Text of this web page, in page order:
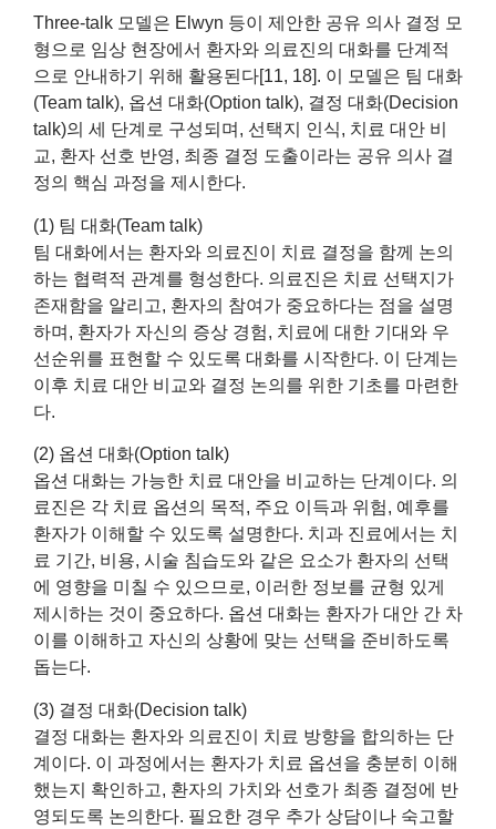
Three‑talk 모델은 Elwyn 등이 제안한 공유 의사 결정 모
형으로 임상 현장에서 환자와 의료진의 대화를 단계적
으로 안내하기 위해 활용된다[11, 18]. 이 모델은 팀 대화
(Team talk), 옵션 대화(Option talk), 결정 대화(Decision
talk)의 세 단계로 구성되며, 선택지 인식, 치료 대안 비
교, 환자 선호 반영, 최종 결정 도출이라는 공유 의사 결
정의 핵심 과정을 제시한다.
(1) 팀 대화(Team talk)
팀 대화에서는 환자와 의료진이 치료 결정을 함께 논의
하는 협력적 관계를 형성한다. 의료진은 치료 선택지가
존재함을 알리고, 환자의 참여가 중요하다는 점을 설명
하며, 환자가 자신의 증상 경험, 치료에 대한 기대와 우
선순위를 표현할 수 있도록 대화를 시작한다. 이 단계는
이후 치료 대안 비교와 결정 논의를 위한 기초를 마련한
다.
(2) 옵션 대화(Option talk)
옵션 대화는 가능한 치료 대안을 비교하는 단계이다. 의
료진은 각 치료 옵션의 목적, 주요 이득과 위험, 예후를
환자가 이해할 수 있도록 설명한다. 치과 진료에서는 치
료 기간, 비용, 시술 침습도와 같은 요소가 환자의 선택
에 영향을 미칠 수 있으므로, 이러한 정보를 균형 있게
제시하는 것이 중요하다. 옵션 대화는 환자가 대안 간 차
이를 이해하고 자신의 상황에 맞는 선택을 준비하도록
돕는다.
(3) 결정 대화(Decision talk)
결정 대화는 환자와 의료진이 치료 방향을 합의하는 단
계이다. 이 과정에서는 환자가 치료 옵션을 충분히 이해
했는지 확인하고, 환자의 가치와 선호가 최종 결정에 반
영되도록 논의한다. 필요한 경우 추가 상담이나 숙고할